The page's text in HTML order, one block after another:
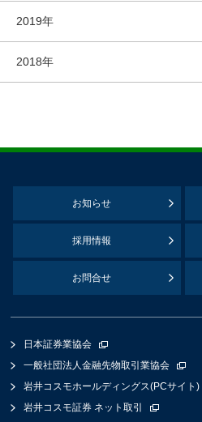
2019年
2018年
お知らせ
採用情報
お問合せ
日本証券業協会
一般社団法人金融先物取引業協会
岩井コスモホールディングス(PCサイト)
岩井コスモ証券 ネット取引